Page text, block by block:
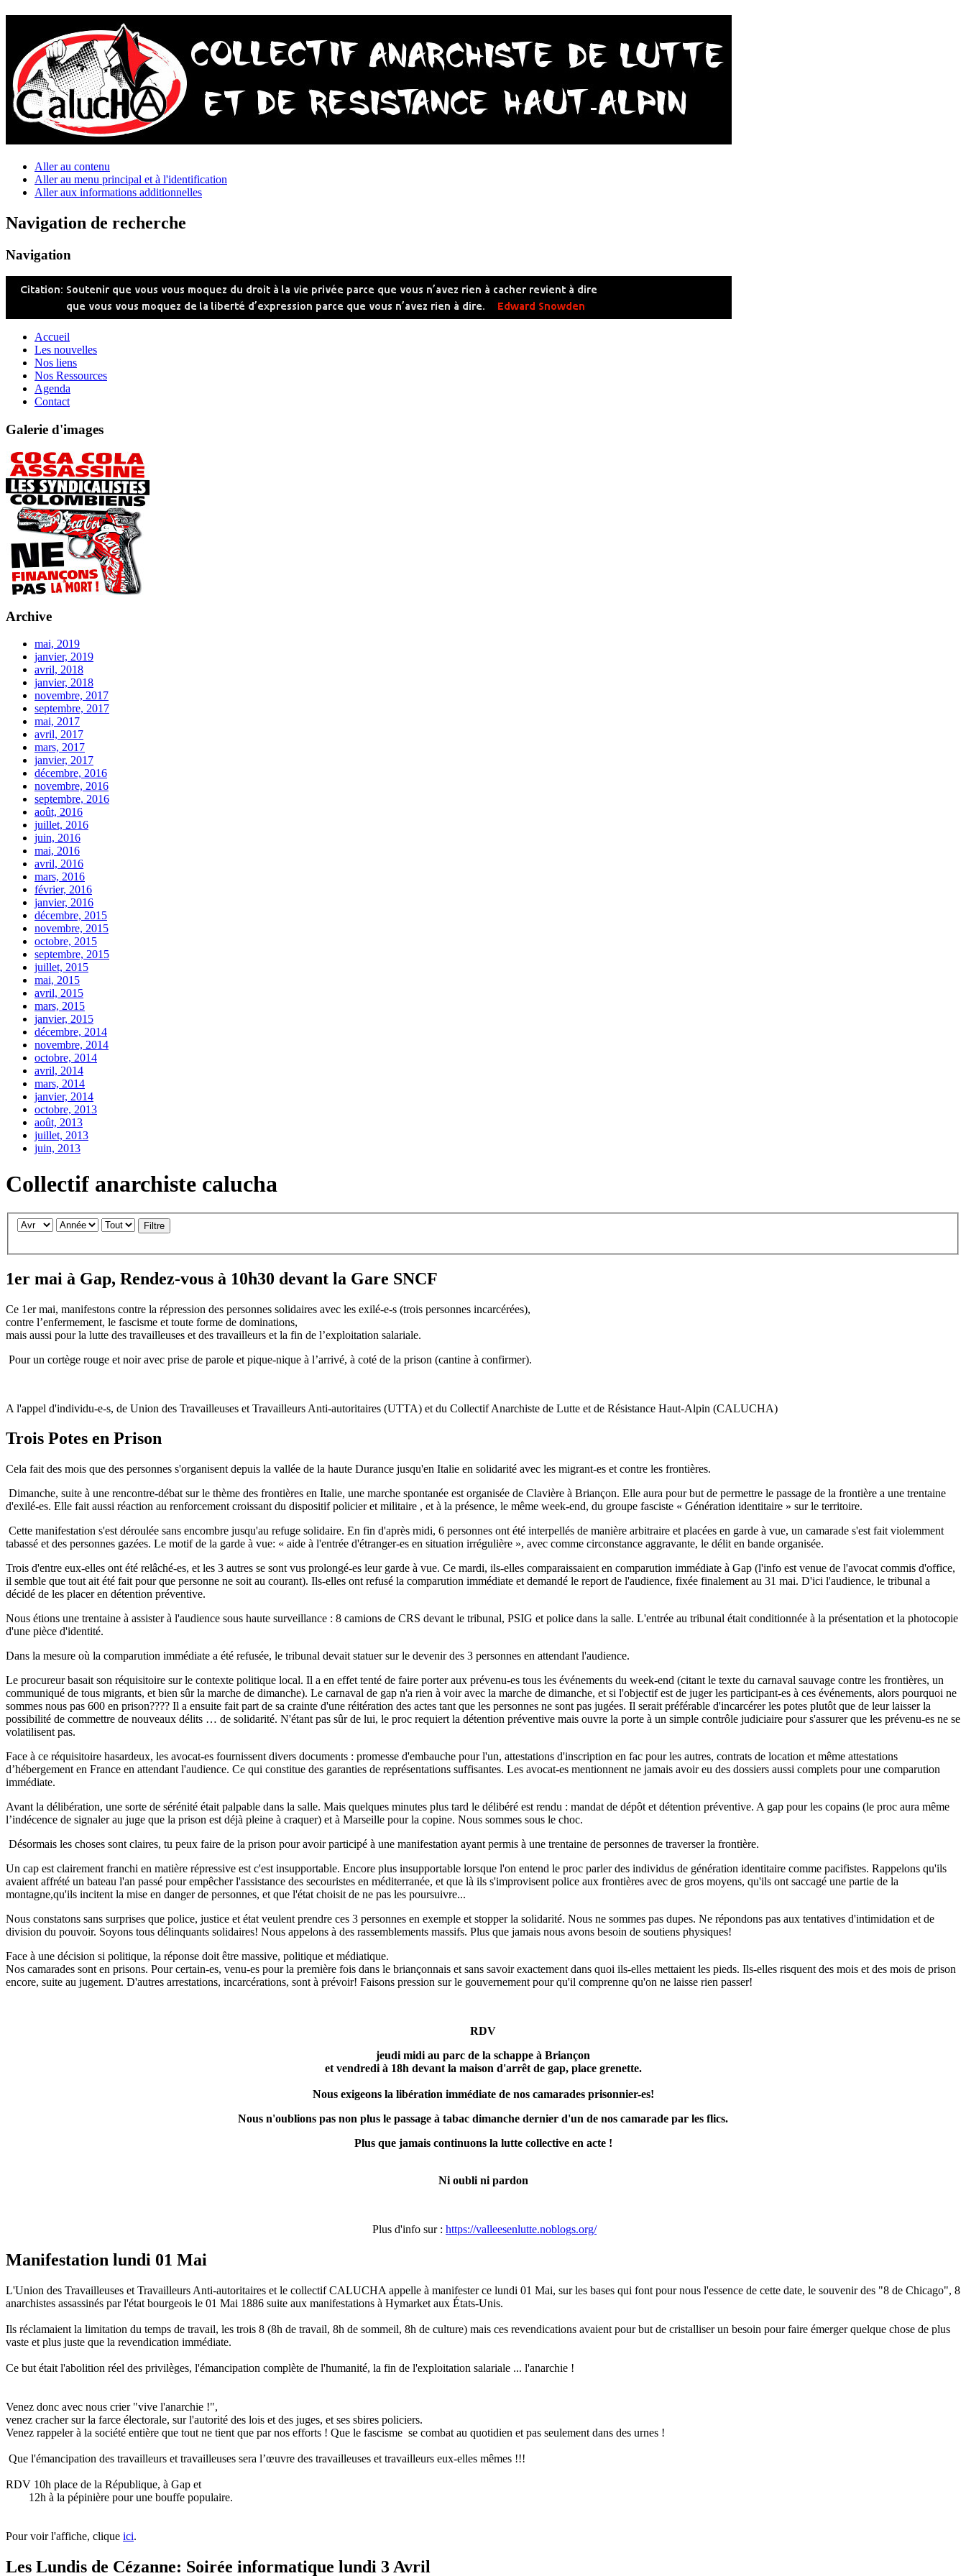
Aller au contenu
Aller au menu principal et à l'identification
Aller aux informations additionnelles
Navigation de recherche
Navigation
Accueil
Les nouvelles
Nos liens
Nos Ressources
Agenda
Contact
Galerie d'images
Archive
mai, 2019
janvier, 2019
avril, 2018
janvier, 2018
novembre, 2017
septembre, 2017
mai, 2017
avril, 2017
mars, 2017
janvier, 2017
décembre, 2016
novembre, 2016
septembre, 2016
août, 2016
juillet, 2016
juin, 2016
mai, 2016
avril, 2016
mars, 2016
février, 2016
janvier, 2016
décembre, 2015
novembre, 2015
octobre, 2015
septembre, 2015
juillet, 2015
mai, 2015
avril, 2015
mars, 2015
janvier, 2015
décembre, 2014
novembre, 2014
octobre, 2014
avril, 2014
mars, 2014
janvier, 2014
octobre, 2013
août, 2013
juillet, 2013
juin, 2013
Collectif anarchiste calucha
Filtre
1er mai à Gap, Rendez-vous à 10h30 devant la Gare SNCF
Ce 1er mai, manifestons contre la répression des personnes solidaires avec les exilé-e-s (trois personnes incarcérées),
contre l’enfermement, le fascisme et toute forme de dominations,
mais aussi pour la lutte des travailleuses et des travailleurs et la fin de l’exploitation salariale.
Pour un cortège rouge et noir avec prise de parole et pique-nique à l’arrivé, à coté de la prison (cantine à confirmer).
A l'appel d'individu-e-s, de Union des Travailleuses et Travailleurs Anti-autoritaires (UTTA) et du Collectif Anarchiste de Lutte et de Résistance Haut-Alpin (CALUCHA)
Trois Potes en Prison
Cela fait des mois que des personnes s'organisent depuis la vallée de la haute Durance jusqu'en Italie en solidarité avec les migrant-es et contre les frontières.
Dimanche, suite à une rencontre-débat sur le thème des frontières en Italie, une marche spontanée est organisée de Clavière à Briançon. Elle aura pour but de permettre le passage de la frontière a une trentaine
d'exilé-es. Elle fait aussi réaction au renforcement croissant du dispositif policier et militaire , et à la présence, le même week-end, du groupe fasciste « Génération identitaire » sur le territoire.
Cette manifestation s'est déroulée sans encombre jusqu'au refuge solidaire. En fin d'après midi, 6 personnes ont été interpellés de manière arbitraire et placées en garde à vue, un camarade s'est fait violemment
tabassé et des personnes gazées. Le motif de la garde à vue: « aide à l'entrée d'étranger-es en situation irrégulière », avec comme circonstance aggravante, le délit en bande organisée.
Trois d'entre eux-elles ont été relâché-es, et les 3 autres se sont vus prolongé-es leur garde à vue. Ce mardi, ils-elles comparaissaient en comparution immédiate à Gap (l'info est venue de l'avocat commis d'office,
il semble que tout ait été fait pour que personne ne soit au courant). Ils-elles ont refusé la comparution immédiate et demandé le report de l'audience, fixée finalement au 31 mai. D'ici l'audience, le tribunal a
décidé de les placer en détention préventive.
Nous étions une trentaine à assister à l'audience sous haute surveillance : 8 camions de CRS devant le tribunal, PSIG et police dans la salle. L'entrée au tribunal était conditionnée à la présentation et la photocopie
d'une pièce d'identité.
Dans la mesure où la comparution immédiate a été refusée, le tribunal devait statuer sur le devenir des 3 personnes en attendant l'audience.
Le procureur basait son réquisitoire sur le contexte politique local. Il a en effet tenté de faire porter aux prévenu-es tous les événements du week-end (citant le texte du carnaval sauvage contre les frontières, un
communiqué de tous migrants, et bien sûr la marche de dimanche). Le carnaval de gap n'a rien à voir avec la marche de dimanche, et si l'objectif est de juger les participant-es à ces événements, alors pourquoi ne
sommes nous pas 600 en prison???? Il a ensuite fait part de sa crainte d'une réitération des actes tant que les personnes ne sont pas jugées. Il serait préférable d'incarcérer les potes plutôt que de leur laisser la
possibilité de commettre de nouveaux délits … de solidarité. N'étant pas sûr de lui, le proc requiert la détention préventive mais ouvre la porte à un simple contrôle judiciaire pour s'assurer que les prévenu-es ne se
volatilisent pas.
Face à ce réquisitoire hasardeux, les avocat-es fournissent divers documents : promesse d'embauche pour l'un, attestations d'inscription en fac pour les autres, contrats de location et même attestations
d’hébergement en France en attendant l'audience. Ce qui constitue des garanties de représentations suffisantes. Les avocat-es mentionnent ne jamais avoir eu des dossiers aussi complets pour une comparution
immédiate.
Avant la délibération, une sorte de sérénité était palpable dans la salle. Mais quelques minutes plus tard le délibéré est rendu : mandat de dépôt et détention préventive. A gap pour les copains (le proc aura même
l’indécence de signaler au juge que la prison est déjà pleine à craquer) et à Marseille pour la copine. Nous sommes sous le choc.
Désormais les choses sont claires, tu peux faire de la prison pour avoir participé à une manifestation ayant permis à une trentaine de personnes de traverser la frontière.
Un cap est clairement franchi en matière répressive est c'est insupportable. Encore plus insupportable lorsque l'on entend le proc parler des individus de génération identitaire comme pacifistes. Rappelons qu'ils
avaient affrété un bateau l'an passé pour empêcher l'assistance des secouristes en méditerranée, et que là ils s'improvisent police aux frontières avec de gros moyens, qu'ils ont saccagé une partie de la
montagne,qu'ils incitent la mise en danger de personnes, et que l'état choisit de ne pas les poursuivre...
Nous constatons sans surprises que police, justice et état veulent prendre ces 3 personnes en exemple et stopper la solidarité. Nous ne sommes pas dupes. Ne répondons pas aux tentatives d'intimidation et de
division du pouvoir. Soyons tous délinquants solidaires! Nous appelons à des rassemblements massifs. Plus que jamais nous avons besoin de soutiens physiques!
Face à une décision si politique, la réponse doit être massive, politique et médiatique.
Nos camarades sont en prisons. Pour certain-es, venu-es pour la première fois dans le briançonnais et sans savoir exactement dans quoi ils-elles mettaient les pieds. Ils-elles risquent des mois et des mois de prison
encore, suite au jugement. D'autres arrestations, incarcérations, sont à prévoir! Faisons pression sur le gouvernement pour qu'il comprenne qu'on ne laisse rien passer!
RDV
jeudi midi au parc de la schappe à Briançon
et vendredi à 18h devant la maison d'arrêt de gap, place grenette.
Nous exigeons la libération immédiate de nos camarades prisonnier-es!
Nous n'oublions pas non plus le passage à tabac dimanche dernier d'un de nos camarade par les flics.
Plus que jamais continuons la lutte collective en acte !
Ni oubli ni pardon
Plus d'info sur : https://valleesenlutte.noblogs.org/
Manifestation lundi 01 Mai
L'Union des Travailleuses et Travailleurs Anti-autoritaires et le collectif CALUCHA appelle à manifester ce lundi 01 Mai, sur les bases qui font pour nous l'essence de cette date, le souvenir des "8 de Chicago", 8
anarchistes assassinés par l'état bourgeois le 01 Mai 1886 suite aux manifestations à Hymarket aux États-Unis.
Ils réclamaient la limitation du temps de travail, les trois 8 (8h de travail, 8h de sommeil, 8h de culture) mais ces revendications avaient pour but de cristalliser un besoin pour faire émerger quelque chose de plus
vaste et plus juste que la revendication immédiate.
Ce but était l'abolition réel des privilèges, l'émancipation complète de l'humanité, la fin de l'exploitation salariale ... l'anarchie !
Venez donc avec nous crier "vive l'anarchie !",
venez cracher sur la farce électorale, sur l'autorité des lois et des juges, et ses sbires policiers.
Venez rappeler à la société entière que tout ne tient que par nos efforts ! Que le fascisme se combat au quotidien et pas seulement dans des urnes !
Que l'émancipation des travailleurs et travailleuses sera l’œuvre des travailleuses et travailleurs eux-elles mêmes !!!
RDV 10h place de la République, à Gap et
12h à la pépinière pour une bouffe populaire.
Pour voir l'affiche, clique ici.
Les Lundis de Cézanne: Soirée informatique lundi 3 Avril